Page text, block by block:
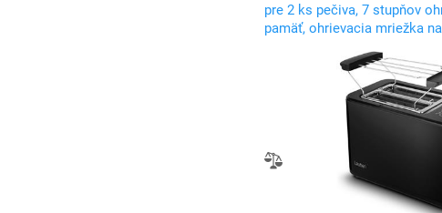
pre 2 ks pečiva, 7 stupňov
pamäť, ohrievacia mriežka